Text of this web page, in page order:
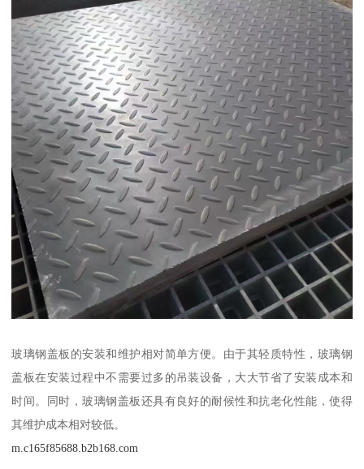
玻璃钢盖板的安装和维护相对简单方便。由于其轻质特性，玻璃钢
盖板在安装过程中不需要过多的吊装设备，大大节省了安装成本和
时间。同时，玻璃钢盖板还具有良好的耐候性和抗老化性能，使得
其维护成本相对较低。
m.c165f85688.b2b168.com